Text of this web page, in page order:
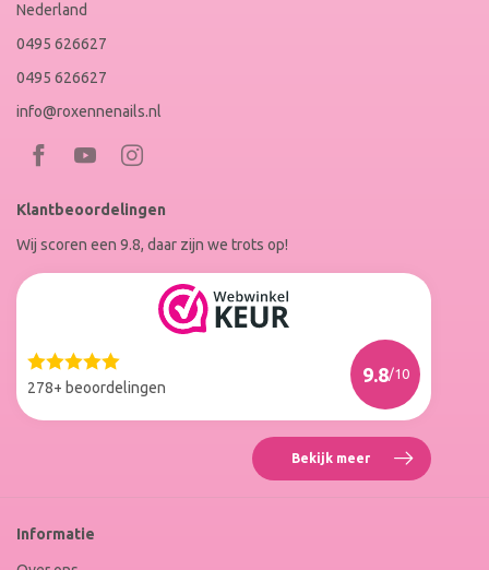
Nederland
0495 626627
0495 626627
info@roxennenails.nl
Bezoek
Facebook
op
Instagram
Klantbeoordelingen
Wij scoren een 9.8, daar zijn we trots op!
278+ beoordelingen
9.8/10
Web
Winkel
Bekijk meer Reviews
Roxenne
Informatie